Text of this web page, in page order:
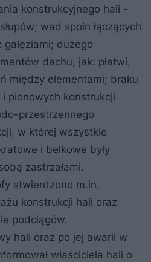
konstrukcyjnego hali -
wad spoin łączących
gałęziami; dużego
dachu, jak: płatwi,
między elementami; braku
i pionowych konstrukcji
przestrzennego
w której wszystkie
i belkowe były
zastrzałami.
stwierdzono m.in.
konstrukcji hali oraz
podciągów.
hali oraz po jej awarii w
właściciela hali o